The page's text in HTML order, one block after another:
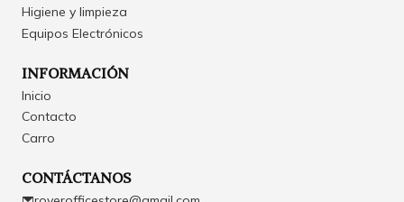
Higiene y limpieza
Equipos Electrónicos
INFORMACIÓN
Inicio
Contacto
Carro
CONTÁCTANOS